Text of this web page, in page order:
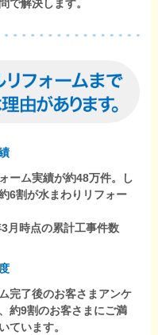
で解決します。
ーム実績が約48万件。し
6割が水まわりリフォー
月時点の累計工事件数
完了後のお客さまアンケ
約9割のお客さまにご満
ています。